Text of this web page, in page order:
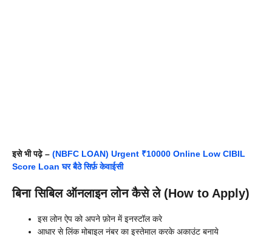
इसे भी पढ़े – (NBFC LOAN) Urgent ₹10000 Online Low CIBIL
Score Loan घर बैठे सिर्फ़ केवाईसी
बिना सिबिल ऑनलाइन लोन कैसे ले (How to Apply)
इस लोन ऐप को अपने फ़ोन में इनस्टॉल करे
आधार से लिंक मोबाइल नंबर का इस्तेमाल करके अकाउंट बनाये